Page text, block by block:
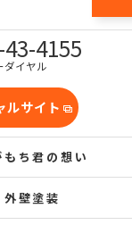
4155
ダイヤル
ルサイト
もち君の想い
外壁塗装